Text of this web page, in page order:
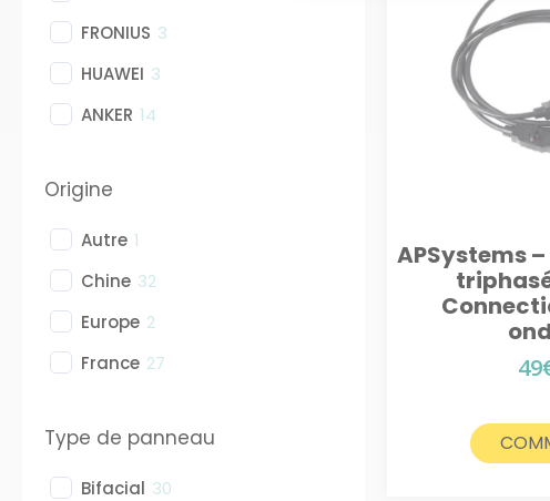
FRONIUS 3
HUAWEI 3
ANKER 14
Origine
Autre 1
Chine 32
Europe 2
France 27
Type de panneau
Bifacial 30
APSystems
49